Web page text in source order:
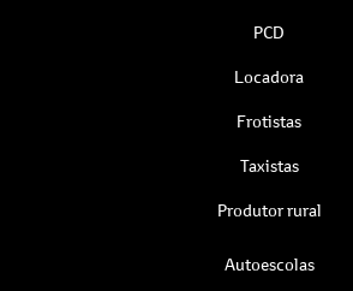
PCD
Locadora
Frotistas
Taxistas
Produtor rural
Autoescolas